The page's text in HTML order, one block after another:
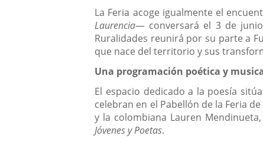
La Feria acoge igualmente el
Laurencia— conversará el 3 de junio
Ruralidades reunirá por su parte a
que nace del territorio y sus
Una programación poética y
El espacio dedicado a la poesía
celebran en el Pabellón de la Feria
y la colombiana Lauren
Jóvenes y Poetas.